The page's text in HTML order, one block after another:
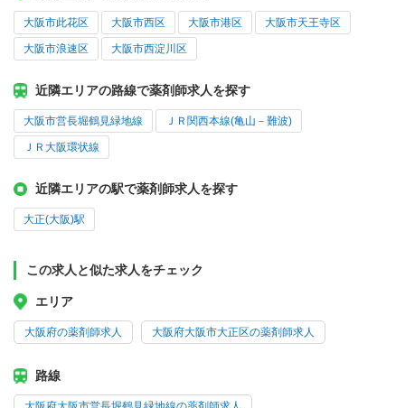
大阪市此花区 大阪市西区 大阪市港区 大阪市天王寺区
大阪市浪速区 大阪市西淀川区
近隣エリアの路線で薬剤師求人を探す
大阪市営長堀鶴見緑地線 ＪＲ関西本線(亀山－難波)
ＪＲ大阪環状線
近隣エリアの駅で薬剤師求人を探す
大正(大阪)駅
この求人と似た求人をチェック
エリア
大阪府の薬剤師求人 大阪府大阪市大正区の薬剤師求人
路線